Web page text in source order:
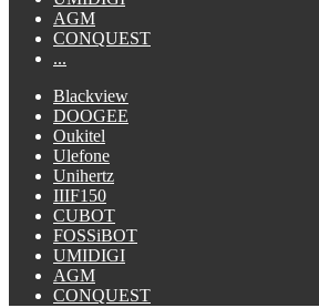
AGM
CONQUEST
...
Blackview
DOOGEE
Oukitel
Ulefone
Unihertz
IIIF150
CUBOT
FOSSiBOT
UMIDIGI
AGM
CONQUEST